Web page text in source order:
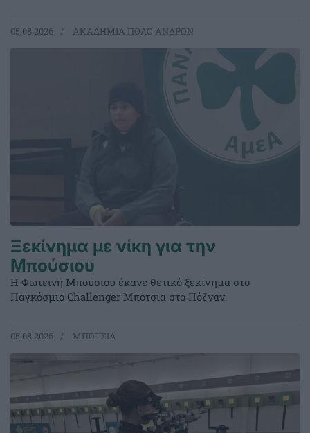
05.08.2026 ΑΚΑΔΗΜΙΑ ΠΟΛΟ ΑΝΔΡΩΝ
Ξεκίνημα με νίκη για την
Μπούσιου
Η Φωτεινή Μπούσιου έκανε θετικό ξεκίνημα στο
Παγκόσμιο Challenger Μπότσια στο Πόζναν.
05.08.2026 ΜΠΟΤΣΙΑ